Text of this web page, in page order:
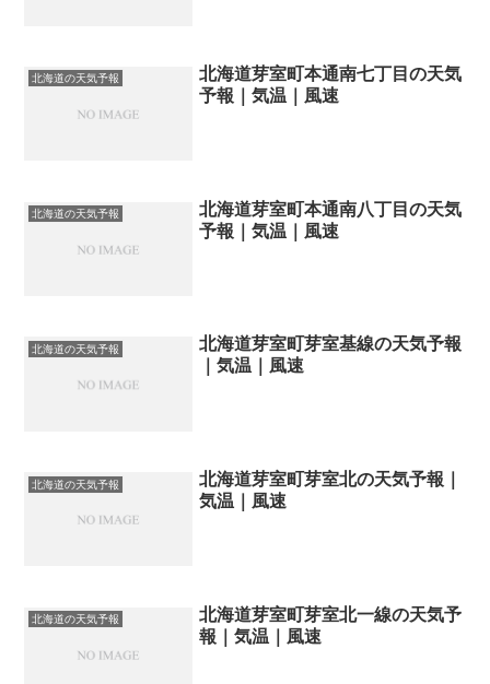
北海道の天気予報
北海道芽室町本通南七丁目の天気
予報｜気温｜風速
北海道の天気予報
北海道芽室町本通南八丁目の天気
予報｜気温｜風速
北海道の天気予報
北海道芽室町芽室基線の天気予報
｜気温｜風速
北海道の天気予報
北海道芽室町芽室北の天気予報｜
気温｜風速
北海道の天気予報
北海道芽室町芽室北一線の天気予
報｜気温｜風速